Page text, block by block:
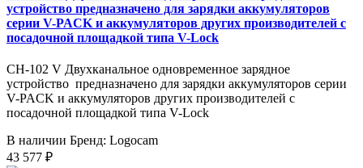
устройство предназначено для зарядки аккумуляторов
серии V-PACK и аккумуляторов других производителей с
посадочной площадкой типа V-Lock
CH-102 V Двухканальное одновременное зарядное
устройство предназначено для зарядки аккумуляторов серии
V-PACK и аккумуляторов других производителей с
посадочной площадкой типа V-Lock
В наличии Бренд: Logocam
43 577 ₽